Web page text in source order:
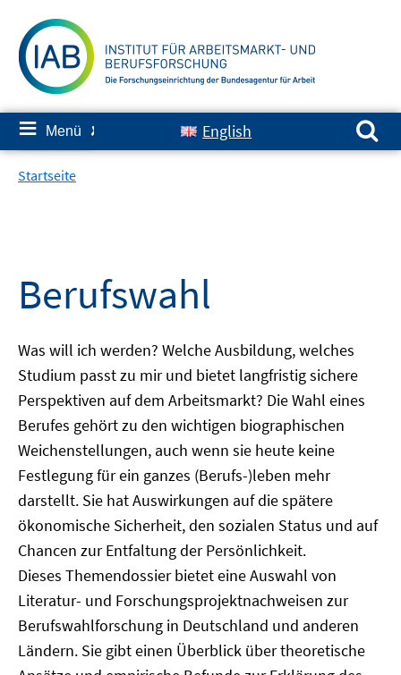
zum
Inhalt
≡ Menü ✘ English
Suchen nach:
Startseite
Berufswahl
Was will ich werden? Welche Ausbildung, welches
Studium passt zu mir und bietet langfristig sichere
Perspektiven auf dem Arbeitsmarkt? Die Wahl eines
Berufes gehört zu den wichtigen biographischen
Weichenstellungen, auch wenn sie heute keine
Festlegung für ein ganzes (Berufs-)leben mehr
darstellt. Sie hat Auswirkungen auf die spätere
ökonomische Sicherheit, den sozialen Status und auf
Chancen zur Entfaltung der Persönlichkeit.
Dieses Themendossier bietet eine Auswahl von
Literatur- und Forschungsprojektnachweisen zur
Berufswahlforschung in Deutschland und anderen
Ländern. Sie gibt einen Überblick über theoretische